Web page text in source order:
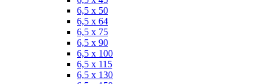
6,5 x 50
6,5 x 64
6,5 x 75
6,5 x 90
6,5 x 100
6,5 x 115
6,5 x 130